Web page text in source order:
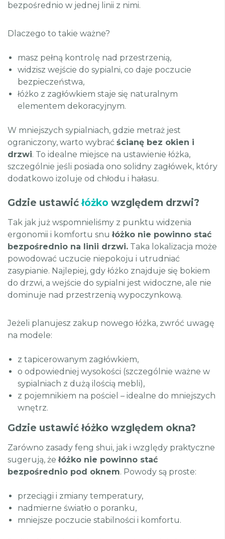
bezpośrednio w jednej linii z nimi.
Dlaczego to takie ważne?
masz pełną kontrolę nad przestrzenią,
widzisz wejście do sypialni, co daje poczucie
bezpieczeństwa,
łóżko z zagłówkiem staje się naturalnym
elementem dekoracyjnym.
W mniejszych sypialniach, gdzie metraż jest
ograniczony, warto wybrać ścianę bez okien i
drzwi. To idealne miejsce na ustawienie łóżka,
szczególnie jeśli posiada ono solidny zagłówek, który
dodatkowo izoluje od chłodu i hałasu.
Gdzie ustawićłóżko względem drzwi?
Tak jak już wspomnieliśmy z punktu widzenia
ergonomii i komfortu snułóżko nie powinno stać
bezpośrednio na linii drzwi. Taka lokalizacja może
powodować uczucie niepokoju i utrudniać
zasypianie. Najlepiej, gdy łóżko znajduje się bokiem
do drzwi, a wejście do sypialni jest widoczne, ale nie
dominuje nad przestrzenią wypoczynkową.
Jeżeli planujesz zakup nowego łóżka, zwróć uwagę
na modele:
z tapicerowanym zagłówkiem,
o odpowiedniej wysokości (szczególnie ważne w
sypialniach z dużą ilością mebli),
z pojemnikiem na pościel – idealne do mniejszych
wnętrz.
Gdzie ustawić łóżko względem okna?
Zarówno zasady feng shui, jak i względy praktyczne
sugerują, żełóżko nie powinno stać
bezpośrednio pod oknem. Powody są proste:
przeciągi i zmiany temperatury,
nadmierne światło o poranku,
mniejsze poczucie stabilności i komfortu.